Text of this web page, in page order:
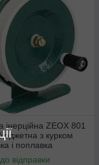
інерційна ZEOX 801
з курком
і поплавка
відправки